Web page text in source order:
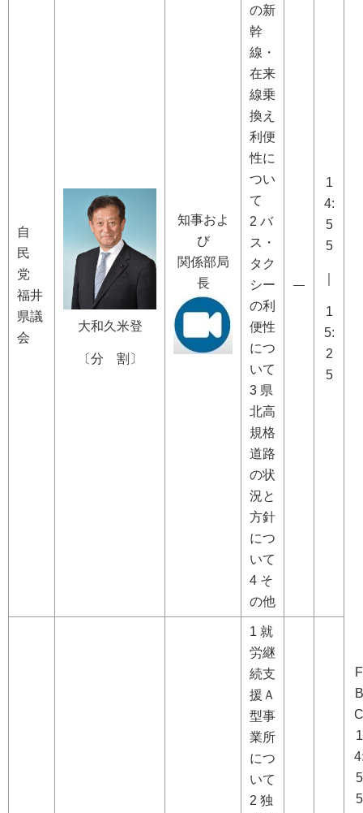
自
民
党
福井
県議
会
大和久米登
〔分 割〕
知事およ
び
関係部局
長
の新
幹
線・
在来
線乗
換え
利便
性に
つい
て
2 バ
ス・
タク
シー
の利
便性
につ
いて
3 県
北高
規格
道路
の状
況と
方針
につ
いて
4 そ
の他
―
1
4:
5
5
1
5:
2
5
F
B
C
1
5
5
1 就
労継
続支
援Ａ
型事
業所
につ
いて
2 独